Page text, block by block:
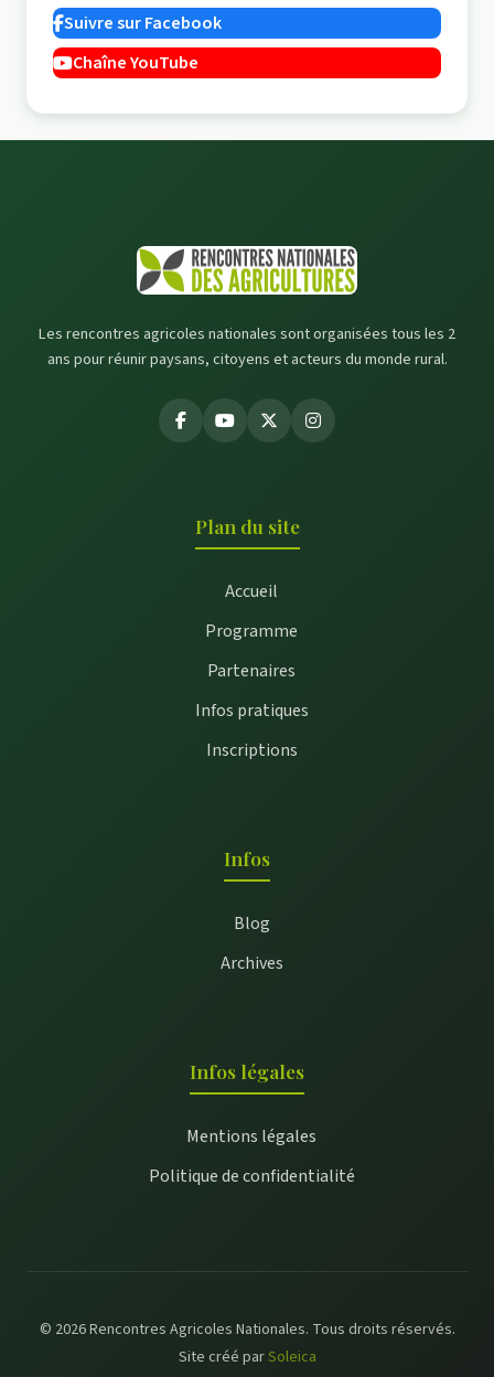
Suivre sur Facebook
Chaîne YouTube
Les rencontres agricoles nationales sont organisées tous les 2
ans pour réunir paysans, citoyens et acteurs du monde rural.
Plan du site
Accueil
Programme
Partenaires
Infos pratiques
Inscriptions
Infos
Blog
Archives
Infos légales
Mentions légales
Politique de confidentialité
© 2026 Rencontres Agricoles Nationales. Tous droits réservés.
Site créé parSoleica